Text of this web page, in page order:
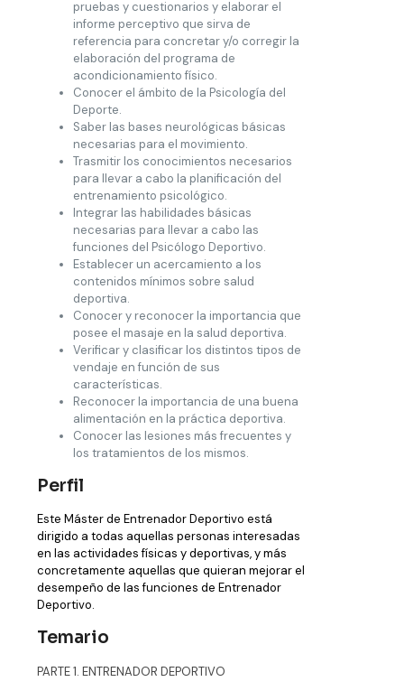
pruebas y cuestionarios y elaborar el
informe perceptivo que sirva de
referencia para concretar y/o corregir la
elaboración del programa de
acondicionamiento físico.
Conocer el ámbito de la Psicología del
Deporte.
Saber las bases neurológicas básicas
necesarias para el movimiento.
Trasmitir los conocimientos necesarios
para llevar a cabo la planificación del
entrenamiento psicológico.
Integrar las habilidades básicas
necesarias para llevar a cabo las
funciones del Psicólogo Deportivo.
Establecer un acercamiento a los
contenidos mínimos sobre salud
deportiva.
Conocer y reconocer la importancia que
posee el masaje en la salud deportiva.
Verificar y clasificar los distintos tipos de
vendaje en función de sus
características.
Reconocer la importancia de una buena
alimentación en la práctica deportiva.
Conocer las lesiones más frecuentes y
los tratamientos de los mismos.
Perfil
Este Máster de Entrenador Deportivo está
dirigido a todas aquellas personas interesadas
en las actividades físicas y deportivas, y más
concretamente aquellas que quieran mejorar el
desempeño de las funciones de Entrenador
Deportivo.
Temario
PARTE 1. ENTRENADOR DEPORTIVO